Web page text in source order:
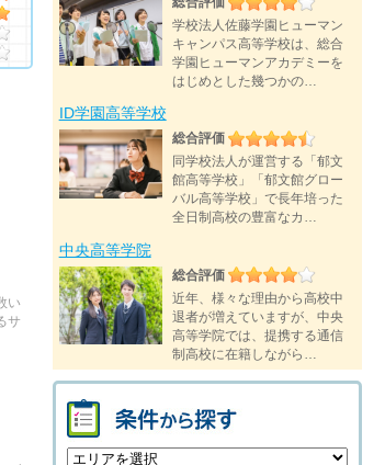
い
サ
学校法人佐藤学園ヒューマン
キャンパス高等学校は、総合
学園ヒューマンアカデミーを
はじめとした幾つかの…
ID学園高等学校
総合評価
同学校法人が運営する「郁文
館高等学校」「郁文館グロー
バル高等学校」で長年培った
全日制高校の豊富なカ…
中央高等学院
総合評価
近年、様々な理由から高校中
退者が増えていますが、中央
高等学院では、提携する通信
制高校に在籍しながら…